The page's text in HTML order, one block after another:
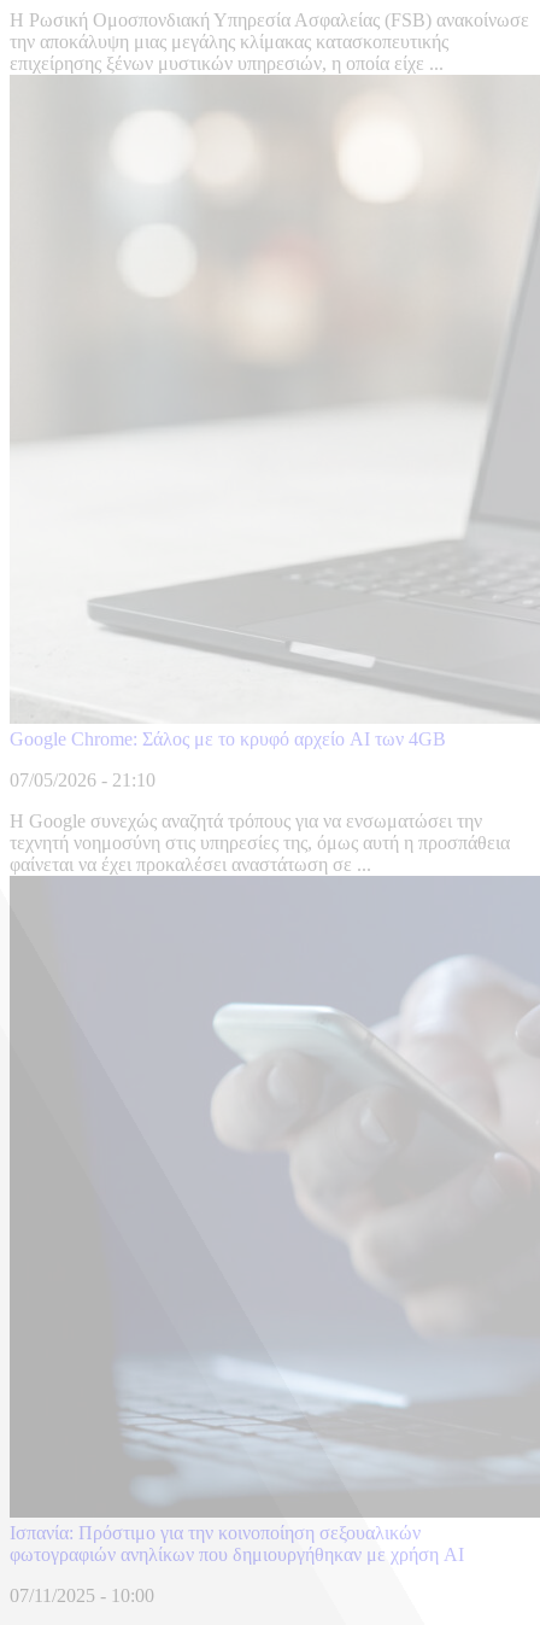
Η Ρωσική Ομοσπονδιακή Υπηρεσία Ασφαλείας (FSB) ανακοίνωσε
την αποκάλυψη μιας μεγάλης κλίμακας κατασκοπευτικής
επιχείρησης ξένων μυστικών υπηρεσιών, η οποία είχε ...
Google Chrome: Σάλος με το κρυφό αρχείο AI των 4GB
07/05/2026 - 21:10
Η Google συνεχώς αναζητά τρόπους για να ενσωματώσει την
τεχνητή νοημοσύνη στις υπηρεσίες της, όμως αυτή η προσπάθεια
φαίνεται να έχει προκαλέσει αναστάτωση σε ...
Ισπανία: Πρόστιμο για την κοινοποίηση σεξουαλικών
φωτογραφιών ανηλίκων που δημιουργήθηκαν με χρήση AI
07/11/2025 - 10:00